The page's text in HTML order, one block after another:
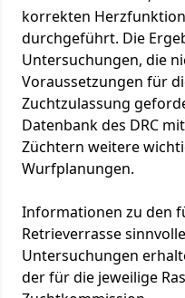
korrekten
durchgeführt. Die
Untersuchungen, die
Voraussetzungen für
Zuchtzulassung
Datenbank des DRC
Züchtern weitere
Wurfplanungen.
Informationen zu den
Retrieverrasse
Untersuchungen
der für die jeweilige